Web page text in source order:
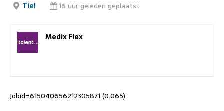
Tiel 16 uur geleden geplaatst
Medix Flex
Jobid=615040656212305871 (0.065)